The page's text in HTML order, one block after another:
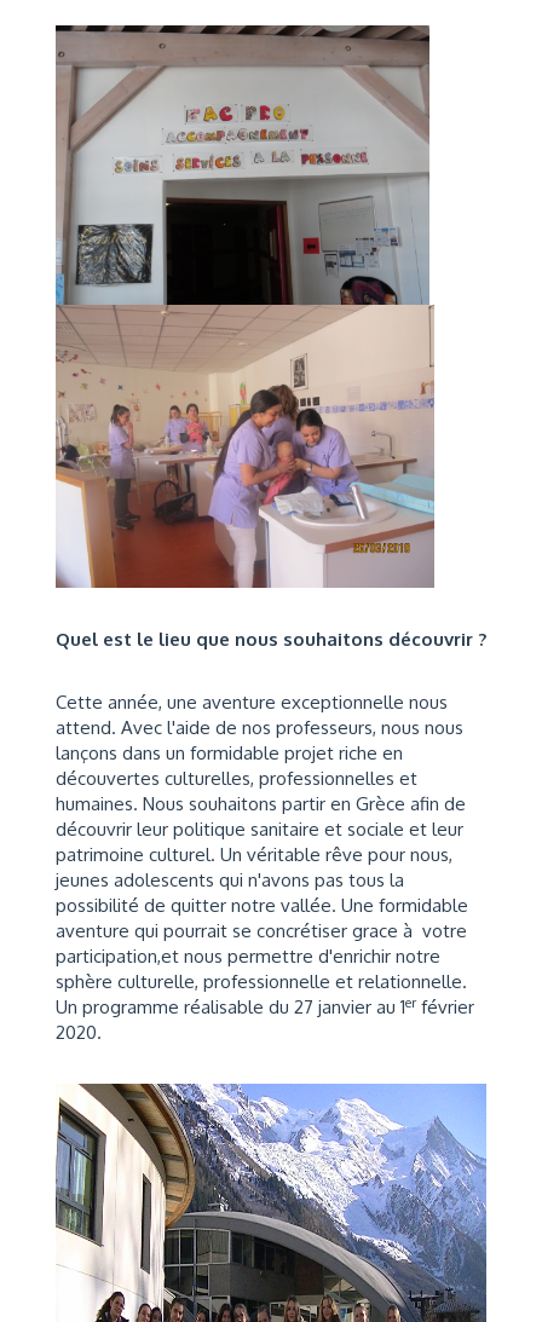
Quel est le lieu que nous souhaitons découvrir ?
Cette année, une aventure exceptionnelle nous
attend. Avec l'aide de nos professeurs, nous nous
lançons dans un formidable projet riche en
découvertes culturelles, professionnelles et
humaines. Nous souhaitons partir en Grèce afin de
découvrir leur politique sanitaire et sociale et leur
patrimoine culturel. Un véritable rêve pour nous,
jeunes adolescents qui n'avons pas tous la
possibilité de quitter notre vallée. Une formidable
aventure qui pourrait se concrétiser grace à votre
participation,et nous permettre d'enrichir notre
sphère culturelle, professionnelle et relationnelle.
Un programme réalisable du 27 janvier au 1erfévrier
2020.